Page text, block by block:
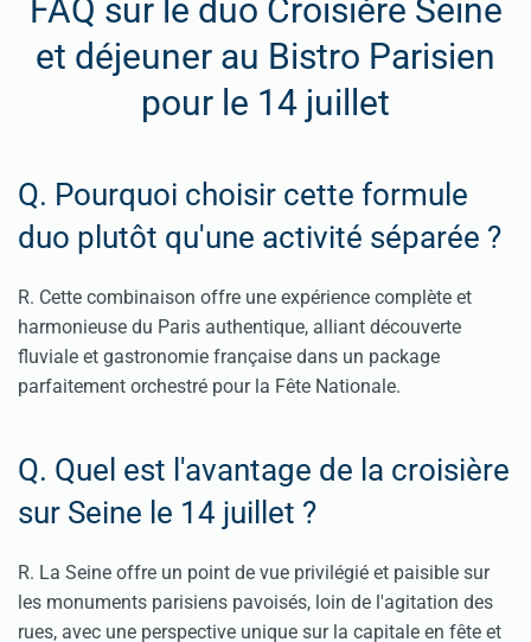
FAQ sur le duo Croisière Seine
et déjeuner au Bistro Parisien
pour le 14 juillet
Q. Pourquoi choisir cette formule
duo plutôt qu'une activité séparée ?
R. Cette combinaison offre une expérience complète et
harmonieuse du Paris authentique, alliant découverte
fluviale et gastronomie française dans un package
parfaitement orchestré pour la Fête Nationale.
Q. Quel est l'avantage de la croisière
sur Seine le 14 juillet ?
R. La Seine offre un point de vue privilégié et paisible sur
les monuments parisiens pavoisés, loin de l'agitation des
rues, avec une perspective unique sur la capitale en fête et